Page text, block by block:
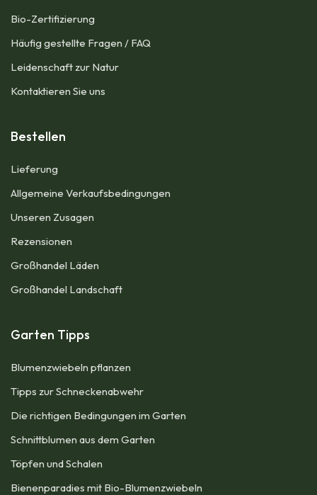
Bio-Zertifizierung
Häufig gestellte Fragen / FAQ
Leidenschaft zur Natur
Kontaktieren Sie uns
Bestellen
Lieferung
Allgemeine Verkaufsbedingungen​
Unseren Zusagen
Rezensionen
Großhandel Läden
Großhandel Landschaft
Garten Tipps
Blumenzwiebeln pflanzen​
Tipps zur Schneckenabwehr
Die richtigen Bedingungen im Garten
Schnittblumen aus dem Garten
Töpfen und Schalen
Bienenparadies mit Bio-Blumenzwiebeln